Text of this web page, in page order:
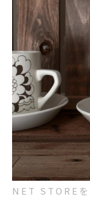
NET STOREを